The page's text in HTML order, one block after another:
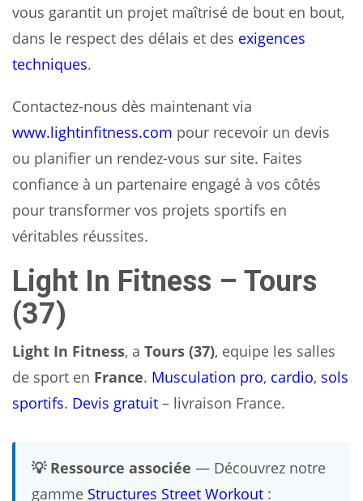
vous garantit un projet maîtrisé de bout en bout,
dans le respect des délais et des exigences
techniques.
Contactez-nous dès maintenant via
www.lightinfitness.com pour recevoir un devis
ou planifier un rendez-vous sur site. Faites
confiance à un partenaire engagé à vos côtés
pour transformer vos projets sportifs en
véritables réussites.
Light In Fitness – Tours
(37)
Light In Fitness, a Tours (37), equipe les salles
de sport en France. Musculation pro, cardio, sols
sportifs. Devis gratuit – livraison France.
💡 Ressource associée — Découvrez notre
gamme Structures Street Workout :